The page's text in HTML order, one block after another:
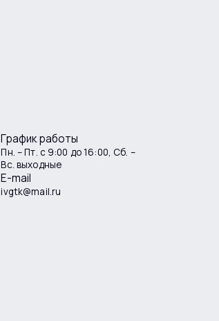
График работы
Пн. – Пт. с 9:00 до 16:00, Сб. –
Вс. выходные
E-mail
ivgtk@mail.ru